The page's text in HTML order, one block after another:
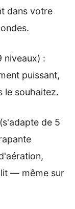
dans votre
niveaux) :
puissant,
le souhaitez.
de 5
— même sur